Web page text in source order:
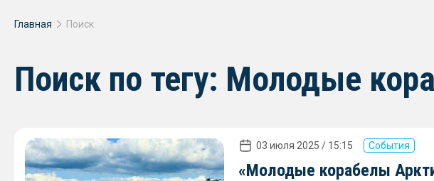
Главная Поиск
Поиск по тегу: Молодые
03 июля 2025 / 15:15 События
«Молодые корабелы